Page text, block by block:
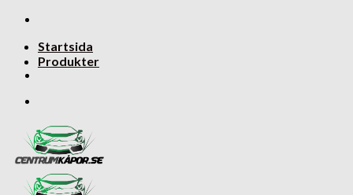
Skip
contentStartsida
Produkter